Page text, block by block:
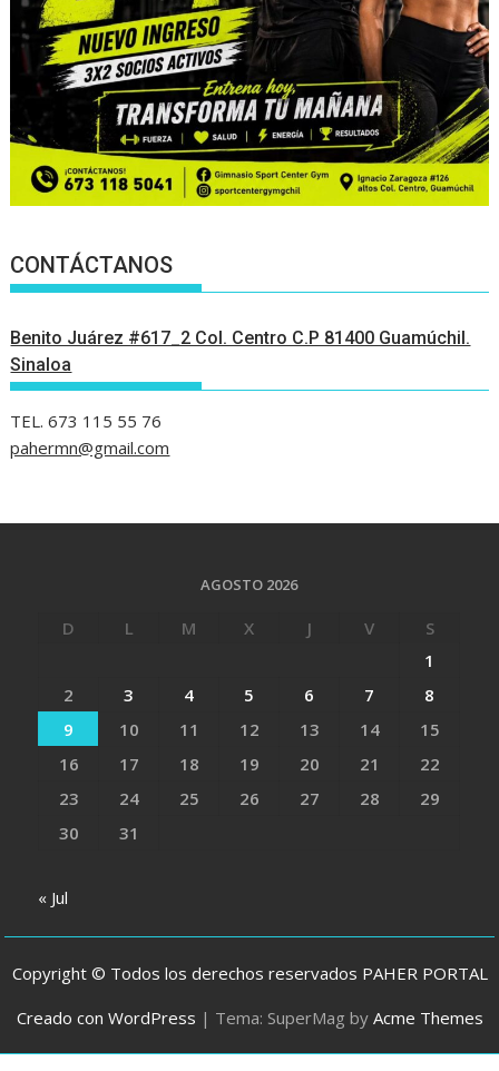
CONTÁCTANOS
Benito Juárez #617_2 Col. Centro C.P 81400 Guamúchil.
Sinaloa
TEL. 673 115 55 76
pahermn@gmail.com
AGOSTO 2026
D L M X J V
S
1
2
3 4 5 6 7
8
9
10 11 12 13 14
15
16
17 18 19 20 21
22
23
24 25 26 27 28
29
30
31
« Jul
Copyright © Todos los derechos reservados PAHER PORTAL
Creado con WordPress | Tema: SuperMag by Acme Themes